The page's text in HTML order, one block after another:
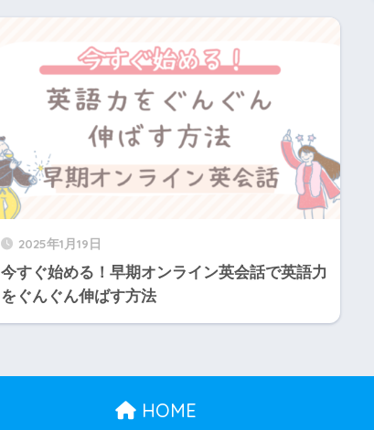
2025年1月19日
今すぐ始める！早期オンライン英会話で英語力
をぐんぐん伸ばす方法
HOME